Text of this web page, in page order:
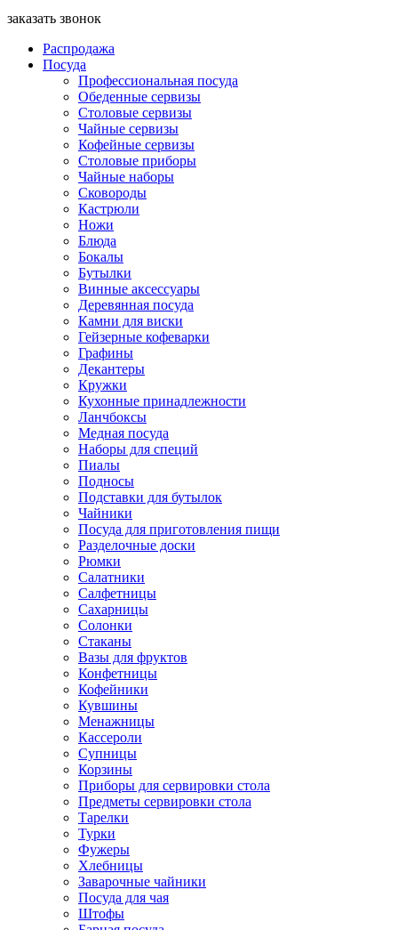
заказать звонок
Распродажа
Посуда
Профессиональная посуда
Обеденные сервизы
Столовые сервизы
Чайные сервизы
Кофейные сервизы
Столовые приборы
Чайные наборы
Сковороды
Кастрюли
Ножи
Блюда
Бокалы
Бутылки
Винные аксессуары
Деревянная посуда
Камни для виски
Гейзерные кофеварки
Графины
Декантеры
Кружки
Кухонные принадлежности
Ланчбоксы
Медная посуда
Наборы для специй
Пиалы
Подносы
Подставки для бутылок
Чайники
Посуда для приготовления пищи
Разделочные доски
Рюмки
Салатники
Салфетницы
Сахарницы
Солонки
Стаканы
Вазы для фруктов
Конфетницы
Кофейники
Кувшины
Менажницы
Кассероли
Супницы
Корзины
Приборы для сервировки стола
Предметы сервировки стола
Тарелки
Турки
Фужеры
Хлебницы
Заварочные чайники
Посуда для чая
Штофы